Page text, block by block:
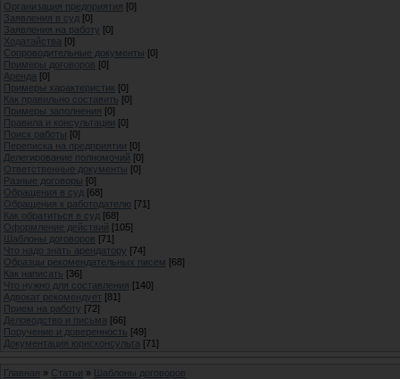
Организация предприятия [0]
Заявления в суд [0]
Заявления на работу [0]
Ходатайства [0]
Сопроводительные документы [0]
Примеры договоров [0]
Аренда [0]
Примеры характеристик [0]
Как правильно составить [0]
Примеры заполнения [0]
Правила и консультации [0]
Поиск работы [0]
Переписка на предприятии [0]
Делегирование полномочий [0]
Ответственные документы [0]
Разные договоры [0]
Обращения в суд [68]
Обращения к работодателю [71]
Как обратиться в суд [68]
Оформление действий [105]
Шаблоны договоров [71]
Что надо знать арендатору [74]
Образцы рекомендательных писем [68]
Как написать [36]
Что нужно для составления [140]
Адвокат рекомендует [81]
Прием на работу [72]
Деловодство и письма [66]
Поручение и доверенность [49]
Документация юрисконсульта [71]
Главная » Статьи » Шаблоны договоров